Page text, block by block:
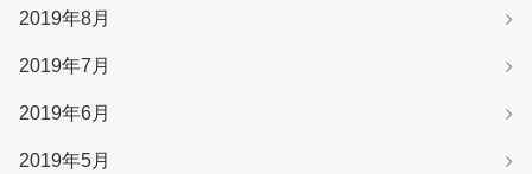
2019年8月
2019年7月
2019年6月
2019年5月